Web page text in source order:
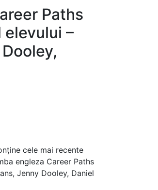
Paths
elevului –
cele mai recente
engleza Career Paths
Jenny Dooley, Daniel